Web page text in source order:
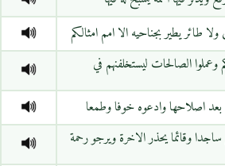
طائر يطير بجناحيه الا امم امثالكم
وعملوا الصالحات ليستخلفنهم في
اصلاحها وادعوه خوفا وطمعا
وقائما يحذر الاخرة ويرجو رحمة